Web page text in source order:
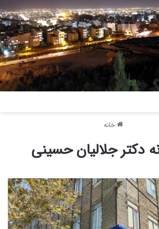
خانه
دکتر جلالیان حسینی